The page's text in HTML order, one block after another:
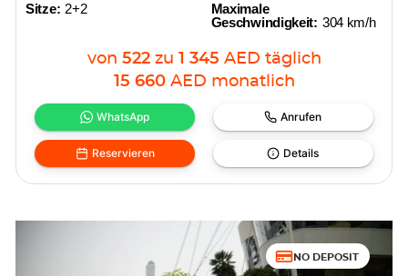
Sitze: 2+2
Maximale
Geschwindigkeit: 304 km/h
von 522 zu 1 345 AED täglich
15 660 AED monatlich
WhatsApp Anrufen
Reservieren Details
NO DEPOSIT